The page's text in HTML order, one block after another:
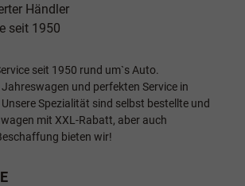
Händler
seit 1950
seit 1950 rund um`s Auto.
und perfekten Service in
Spezialität sind selbst bestellte und
mit XXL-Rabatt, aber auch
bieten wir!